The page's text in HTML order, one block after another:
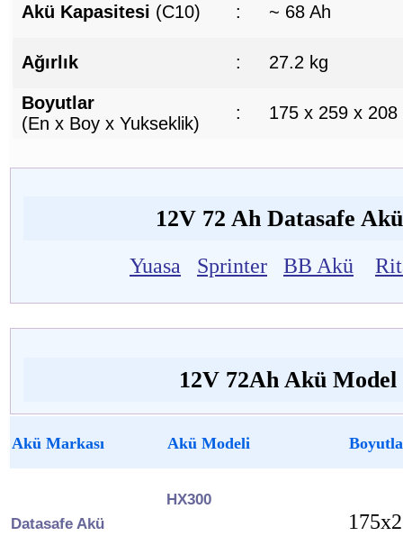
Akü Kapasitesi (C10) : ~ 68 Ah
Ağırlık : 27.2 kg
Boyutlar
(En x Boy x Yukseklik)
: 175 x 259 x 208
12V 72 Ah Datasafe
Yuasa Sprinter BB Akü
12V 72Ah Akü Model
Akü Markası Akü Modeli
Datasafe Akü
HX300